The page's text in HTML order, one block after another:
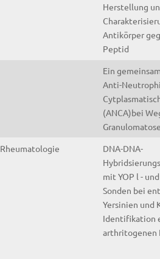
Herstellung
Antikörper
Peptid
Ein
Anti-
(ANCA)bei
Rheumatologie
DNA-DNA-
mit YOP l -
Sonden bei
Yersinien und
Identifikation
arthritogenen